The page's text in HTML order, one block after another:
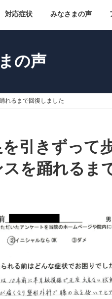
対応症状 みなさまの声
の声
れるまで回復しました
引きずって
を踊れるま